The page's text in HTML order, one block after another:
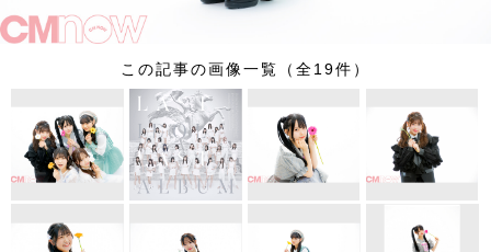
この記事の画像一覧（全19件）